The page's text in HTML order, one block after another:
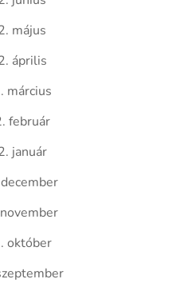
május
április
március
február
január
október